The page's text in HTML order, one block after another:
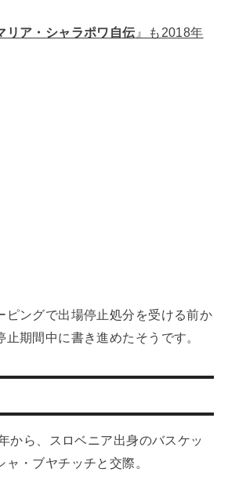
リア・シャラポワ自伝 』も2018年
ピングで出場停止処分を受ける前か
止期間中に書き進めたそうです。
から、スロベニア出身のバスケッ
ャ・ブヤチッチと交際。